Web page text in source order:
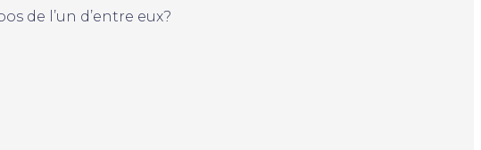
de l’un d’entre eux?